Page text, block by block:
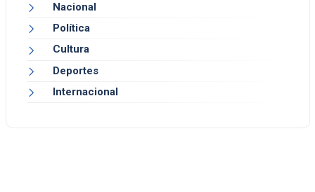
Nacional
Política
Cultura
Deportes
Internacional